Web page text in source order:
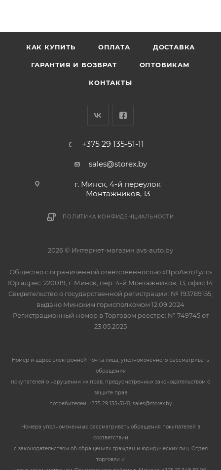
КАК КУПИТЬ ОПЛАТА ДОСТАВКА
ГАРАНТИЯ И ВОЗВРАТ ОПТОВИКАМ
КОНТАКТЫ
+375 29 135-51-11
sales@storex.by
г. Минск, 4-й переулок
Монтажников, 13
ПОЛИТИКА КОНФИДЕНЦИАЛЬНОСТИ
2026 © Интернет-магазин avs-auto.by
Общество с ограниченной ответственностью «ПроАвтоТулс»
Юр.адрес: 220019, г. Минск, пер. 4-й Монтажников, 13, офис 14
Свидетельство о государственной регистрации: № 193789155,
выдано Минским горисполкомом 12.09.2024
Регистрационный номер в Торговом реестре: № 749745 от
23.05.2025
Номер и адрес электронной почты лица, уполномоченного рассматривать
обращения
покупателей о нарушении их прав, предусмотренных законодательством о
защите прав
потребителей: +375 29 135-51-11, sales@storex.by
Номера уполномоченных рассматривать обращения покупателей в
соответствии
с законодательством об обращениях граждан и юридических лиц: Отдел
торговли и